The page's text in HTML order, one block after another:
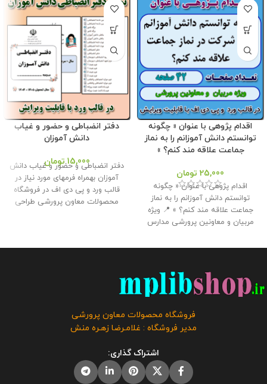
اقدام پژوهی با عنوان « چگونه
توانستم دانش آموزانم را به نماز
جماعت علاقه مند کنم؟ »
25,000 تومان
اقدام پژوهی با عنوان « چگونه
توانستم دانش آموزانم را به نماز
جماعت علاقه مند کنم؟ » 📍 ویژه
مربیان و معاونین پرورشی مدارس
2.50 مگابایت
📢 این اقدام پژوهی
دریافت گواهی اقدام پژوهی رتبه
بندی توسط همکار تهیه و آماده شده
است و برای شرکت در مسابقات و
این محصول مختص
فروشگاه معاون پرورشی می باشد و
سایت های دیگر بدون اجازه ما در
حال استفاده هستند و مورد رضایت ما
نمی باشد .
دفتر انضباطی و حضور و غیاب
دانش آموزان
15,000 تومان
دفتر انضباطی و حضور و غیاب دانش
آموزان بهمراه فرمهای مورد نیاز در
قالب ورد و پی دی اف در فروشگاه
محصولات معاون پرورشی طراحی
مگابایت تعداد صفحات : 7 صفحه
دیگر بدون اجازه ما در حال استفاده
هستند و مورد رضایت ما نمی باشد .فروشگاه محصولات معاون پرورشی
مدیر فروشگاه : غلامـرضا زهـره منش
اشتراک گذاری: